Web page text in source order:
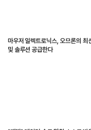
마우저 일렉트로닉스, 오므론의 최
및 솔루션 공급한다